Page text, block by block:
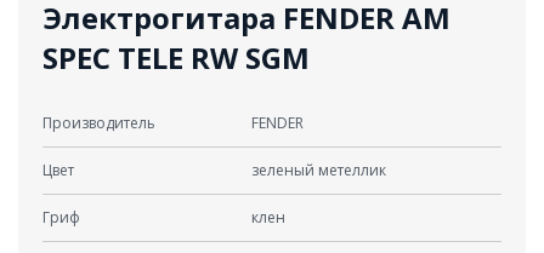
Электрогитара FENDER AM
SPEC TELE RW SGM
Производитель FENDER
Цвет зеленый метеллик
Гриф клен